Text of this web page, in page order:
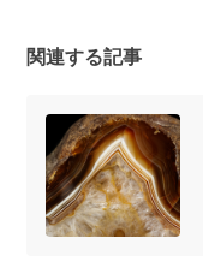
関連する記事